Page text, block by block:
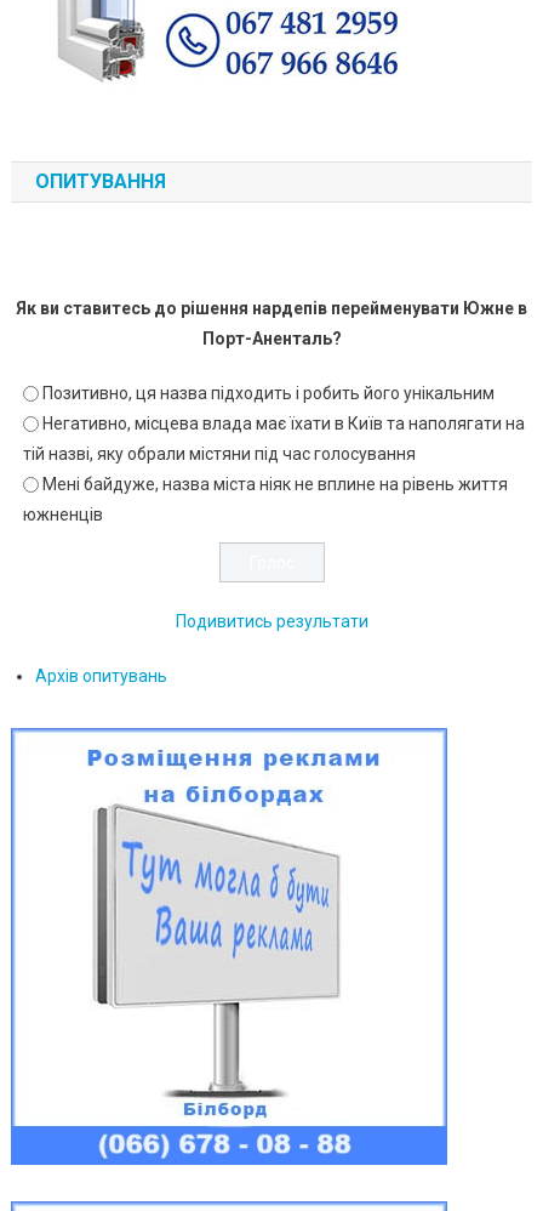
ОПИТУВАННЯ
Як ви ставитесь до рішення нардепів перейменувати Южне в
Порт-Аненталь?
Позитивно, ця назва підходить і робить його унікальним
Негативно, місцева влада має їхати в Київ та наполягати на
тій назві, яку обрали містяни під час голосування
Мені байдуже, назва міста ніяк не вплине на рівень життя
южненців
Подивитись результати
Архів опитувань